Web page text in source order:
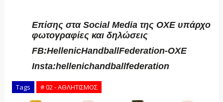
Επίσης στα Social Media της ΟΧΕ υπάρχουν
φωτογραφίες και δηλώσεις
FB:HellenicHandballFederation-OXE
Insta:hellenichandballfederation
Tags # 02 - ΑΘΛΗΤΙΣΜΟΣ